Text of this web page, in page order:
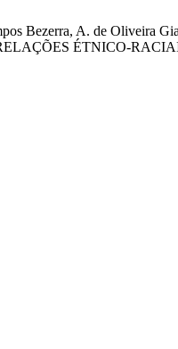
Bezerra, A. de Oliveira
ÉTNICO-